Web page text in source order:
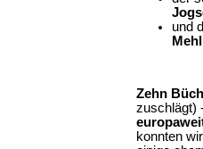
und
Zehn
zuschlägt)
konnten